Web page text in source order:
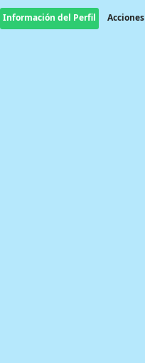
Información del Perfil Acciones